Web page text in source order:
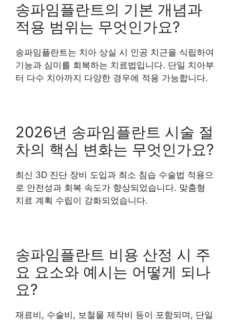
송파임플란트의 기본 개념과
적용 범위는 무엇인가요?
송파임플란트는 치아 상실 시 인공 치근을 식립하여
기능과 심미를 회복하는 치료법입니다. 단일 치아부
터 다수 치아까지 다양한 경우에 적용 가능합니다.
2026년 송파임플란트 시술 절
차의 핵심 변화는 무엇인가요?
최신 3D 진단 장비 도입과 최소 침습 수술법 적용으
로 안전성과 회복 속도가 향상되었습니다. 맞춤형
치료 계획 수립이 강화되었습니다.
송파임플란트 비용 산정 시 주
요 요소와 예시는 어떻게 되나
요?
재료비, 수술비, 보철물 제작비 등이 포함되며, 단일